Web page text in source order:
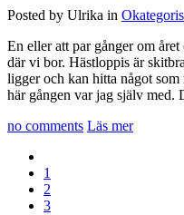
Posted by Ulrika in
En eller att par gånger om
där vi bor. Hästloppis är
ligger och kan hitta något
här gången var jag själv med.
no comments Läs mer
1
2
3